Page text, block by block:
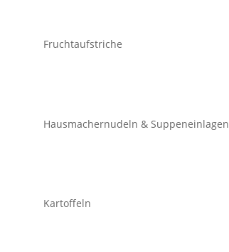
Fruchtaufstriche
Hausmachernudeln & Suppeneinlagen
Kartoffeln